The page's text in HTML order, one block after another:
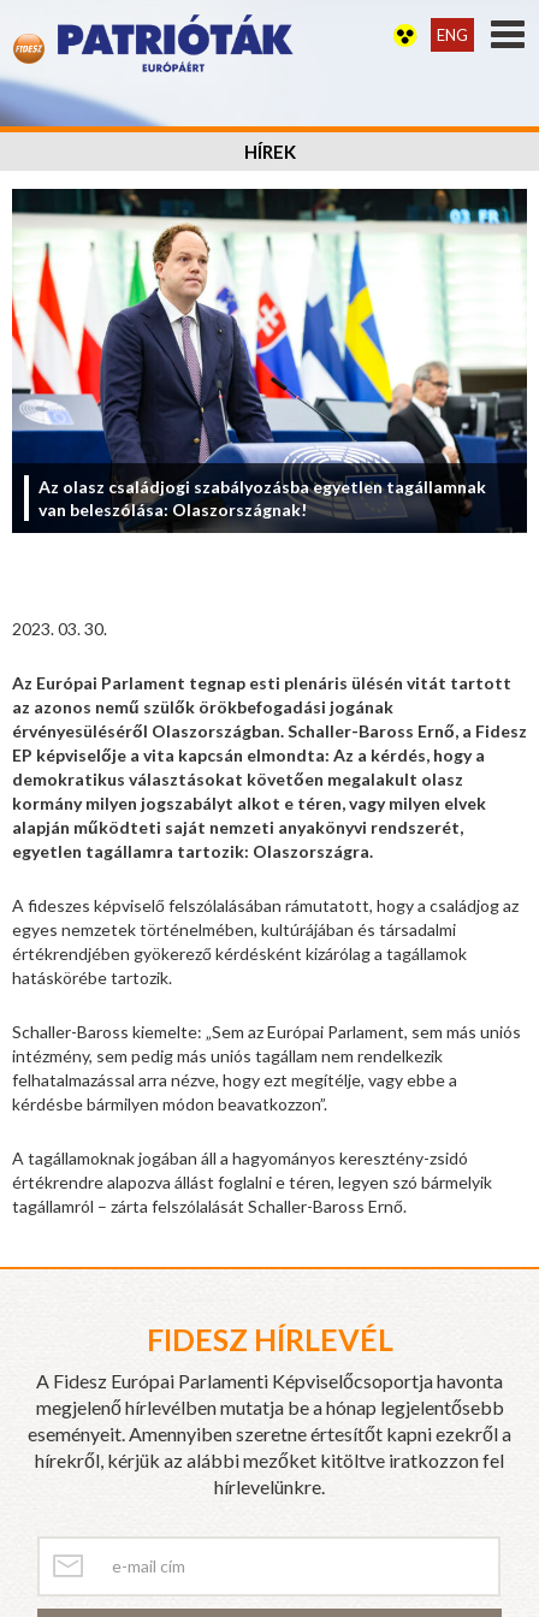
ENG
HÍREK
Az olasz családjogi szabályozásba egyetlen tagállamnak
van beleszólása: Olaszországnak!
2023. 03. 30.
Az Európai Parlament tegnap esti plenáris ülésén vitát tartott
az azonos nemű szülők örökbefogadási jogának
érvényesüléséről Olaszországban. Schaller-Baross Ernő, a Fidesz
EP képviselője a vita kapcsán elmondta: Az a kérdés, hogy a
demokratikus választásokat követően megalakult olasz
kormány milyen jogszabályt alkot e téren, vagy milyen elvek
alapján működteti saját nemzeti anyakönyvi rendszerét,
egyetlen tagállamra tartozik: Olaszországra.
A fideszes képviselő felszólalásában rámutatott, hogy a családjog az
egyes nemzetek történelmében, kultúrájában és társadalmi
értékrendjében gyökerező kérdésként kizárólag a tagállamok
hatáskörébe tartozik.
Schaller-Baross kiemelte: „Sem az Európai Parlament, sem más uniós
intézmény, sem pedig más uniós tagállam nem rendelkezik
felhatalmazással arra nézve, hogy ezt megítélje, vagy ebbe a
kérdésbe bármilyen módon beavatkozzon”.
A tagállamoknak jogában áll a hagyományos keresztény-zsidó
értékrendre alapozva állást foglalni e téren, legyen szó bármelyik
tagállamról – zárta felszólalását Schaller-Baross Ernő.
FIDESZ HÍRLEVÉL
A Fidesz Európai Parlamenti Képviselőcsoportja havonta
megjelenő hírlevélben mutatja be a hónap legjelentősebb
eseményeit. Amennyiben szeretne értesítőt kapni ezekről a
hírekről, kérjük az alábbi mezőket kitöltve iratkozzon fel
hírlevelünkre.